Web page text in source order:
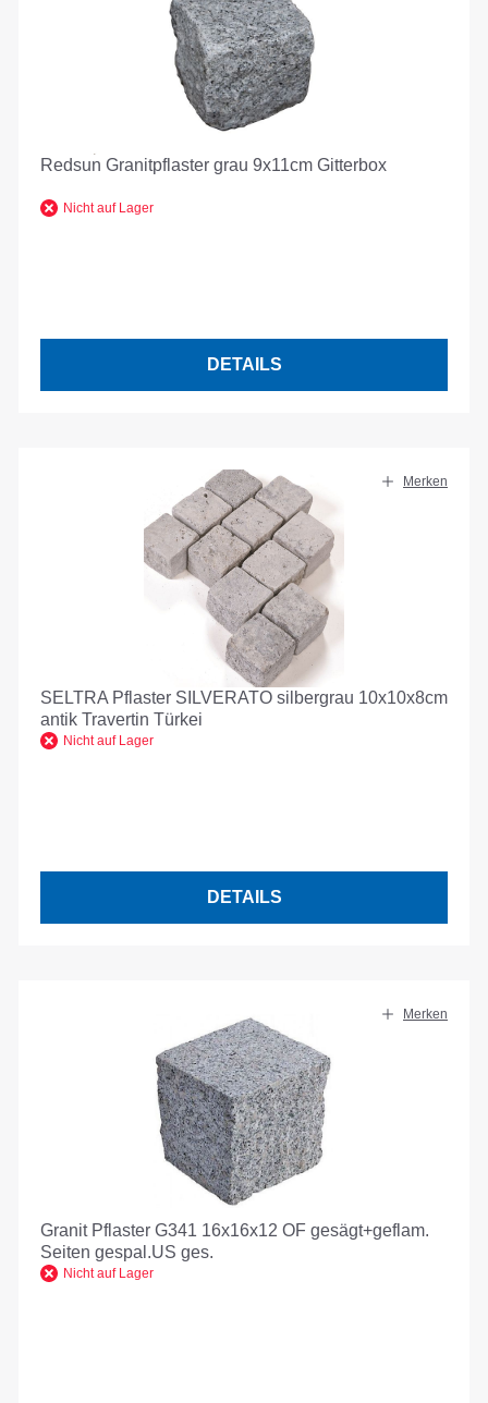
Redsun Granitpflaster grau 9x11cm Gitterbox
Nicht auf Lager
DETAILS
Merken
SELTRA Pflaster SILVERATO silbergrau 10x10x8cm
antik Travertin Türkei
Nicht auf Lager
DETAILS
Merken
Granit Pflaster G341 16x16x12 OF gesägt+geflam.
Seiten gespal.US ges.
Nicht auf Lager